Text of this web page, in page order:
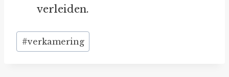
verleiden.
Bericht
tags:
#verkamering